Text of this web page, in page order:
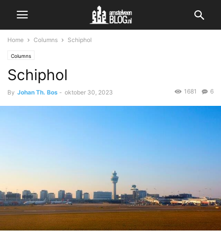
Home Columns Schiphol
Columns
Schiphol
By Johan Th. Bos - oktober 30, 2023 6
1681